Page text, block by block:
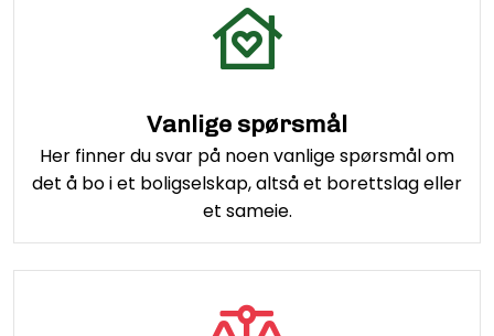
Vanlige spørsmål
Her finner du svar på noen vanlige spørsmål om
det å bo i et boligselskap, altså et borettslag eller
et sameie.